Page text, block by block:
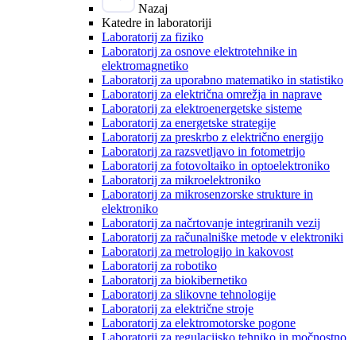
Nazaj
Katedre in laboratoriji
Laboratorij za fiziko
Laboratorij za osnove elektrotehnike in
elektromagnetiko
Laboratorij za uporabno matematiko in statistiko
Laboratorij za električna omrežja in naprave
Laboratorij za elektroenergetske sisteme
Laboratorij za energetske strategije
Laboratorij za preskrbo z električno energijo
Laboratorij za razsvetljavo in fotometrijo
Laboratorij za fotovoltaiko in optoelektroniko
Laboratorij za mikroelektroniko
Laboratorij za mikrosenzorske strukture in
elektroniko
Laboratorij za načrtovanje integriranih vezij
Laboratorij za računalniške metode v elektroniki
Laboratorij za metrologijo in kakovost
Laboratorij za robotiko
Laboratorij za biokibernetiko
Laboratorij za slikovne tehnologije
Laboratorij za električne stroje
Laboratorij za elektromotorske pogone
Laboratorij za regulacijsko tehniko in močnostno